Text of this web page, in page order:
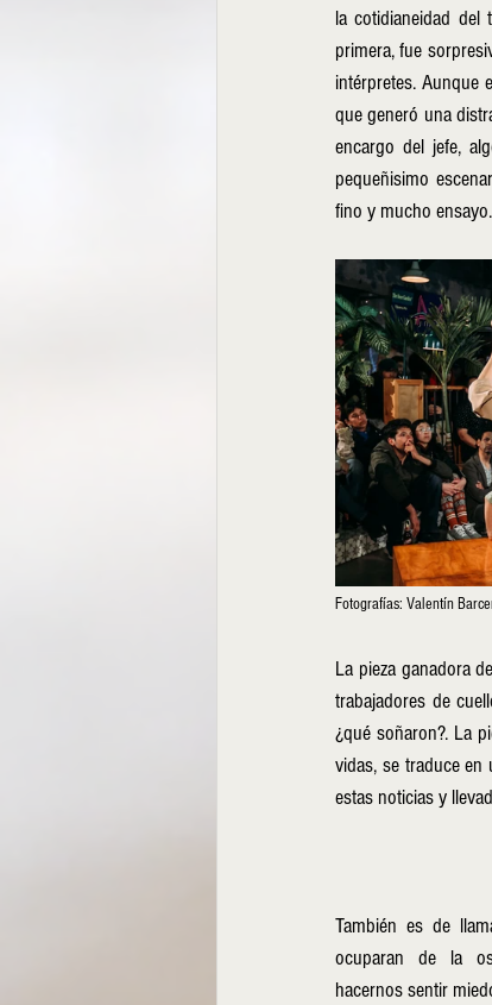
la cotidianeidad
primera, fue
intérpretes. Aunque
que generó una
encargo del jefe,
pequeñisimo
fino y mucho ensayo.
Fotografías: Valentín
La pieza ganadora
trabajadores de
¿qué soñaron?. La
vidas, se traduce
estas noticias y
También es de
ocuparan de la
hacernos sentir